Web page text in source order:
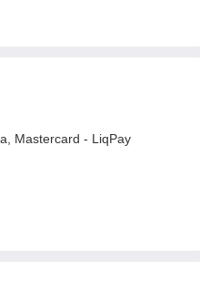
Mastercard - LiqPay